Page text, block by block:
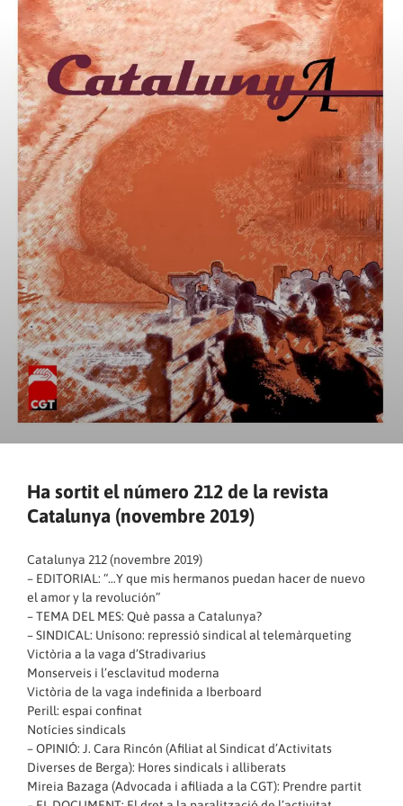
Ha sortit el número 212 de la revista
Catalunya (novembre 2019)
Catalunya 212 (novembre 2019)
– EDITORIAL: “…Y que mis hermanos puedan hacer de nuevo
el amor y la revolución”
– TEMA DEL MES: Què passa a Catalunya?
– SINDICAL: Unísono: repressió sindical al telemàrqueting
Victòria a la vaga d’Stradivarius
Monserveis i l’esclavitud moderna
Victòria de la vaga indefinida a Iberboard
Perill: espai confinat
Notícies sindicals
– OPINIÓ: J. Cara Rincón (Afiliat al Sindicat d’Activitats
Diverses de Berga): Hores sindicals i alliberats
Mireia Bazaga (Advocada i afiliada a la CGT): Prendre partit